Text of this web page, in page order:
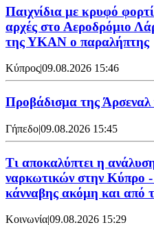
Παιχνίδια με κρυφό
αρχές στο Αεροδρόμιο
της ΥΚΑΝ ο παραλήπτης
Κύπρος|09.08.2026 15:46
Προβάδισμα της Άρσεναλ
Γήπεδο|09.08.2026 15:45
Τι αποκαλύπτει η
ναρκωτικών στην Κύπρο
κάνναβης ακόμη και από
Κοινωνία|09.08.2026 15:29